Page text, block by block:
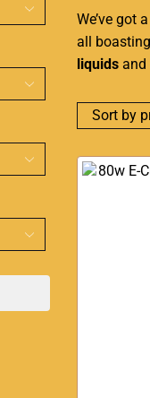
We’ve got
all
liquids and